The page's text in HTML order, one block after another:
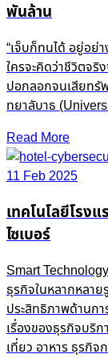
พันล้าน
“เจ็บก็ทนได้ อยู่อย่
ใครจะคิดว่าชีวิตจริ
ปอกลอกจนเสียทรั
ทยาลับาธ
Read More
11 Feb 2025
เทคโนโลยีโรง
ไซเบอร์
Smart
ธุรกิจในหลากหลา
ประสิทธิภาพด้านก
เรื่องของธุรกิจบริ
เที่ยว อาหาร ธุรกิ